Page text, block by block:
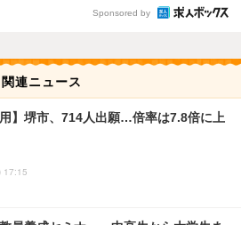
Sponsored by
関連ニュース
用】堺市、714人出願…倍率は7.8倍に上
17:15